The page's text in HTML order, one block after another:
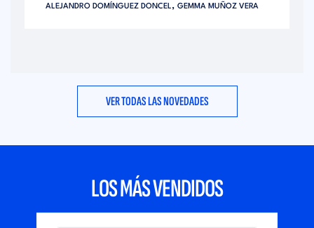
ALEJANDRO DOMÍNGUEZ DONCEL, GEMMA MUÑOZ VERA
VER TODAS LAS NOVEDADES
LOS MÁS VENDIDOS